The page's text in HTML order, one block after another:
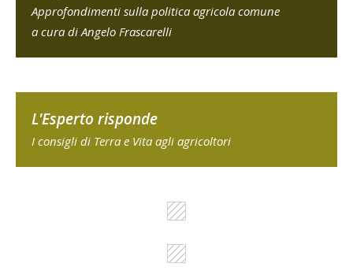
Approfondimenti sulla politica agricola comune
a cura di Angelo Frascarelli
L'Esperto risponde
I consigli di Terra e Vita agli agricoltori